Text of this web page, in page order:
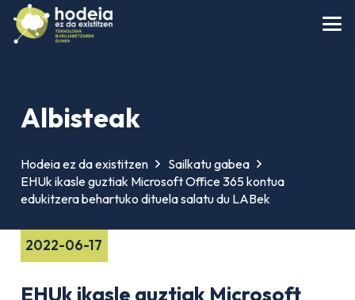
Albisteak
Hodeia ez da existitzen
Sailkatu gabea
EHUk ikasle guztiak Microsoft Office 365 kontua
edukitzera behartuko dituela salatu du LABek
2022-06-17
EHUk ikasle guztiak Microsoft